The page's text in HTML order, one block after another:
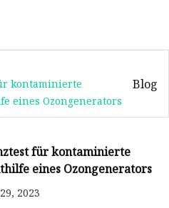
kontaminierte
eines Ozongenerators
Blog
für kontaminierte
eines Ozongenerators
2023